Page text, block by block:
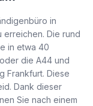
in
erreichen. Die rund
in etwa 40
die A44 und
Frankfurt. Diese
Dank dieser
Sie nach einem